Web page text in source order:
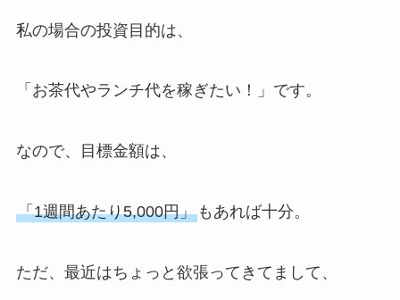
私の場合の投資目的は、
「お茶代やランチ代を稼ぎたい！」です。
なので、目標金額は、
「1週間あたり5,000円」もあれば十分。
ただ、最近はちょっと欲張ってきてまして、